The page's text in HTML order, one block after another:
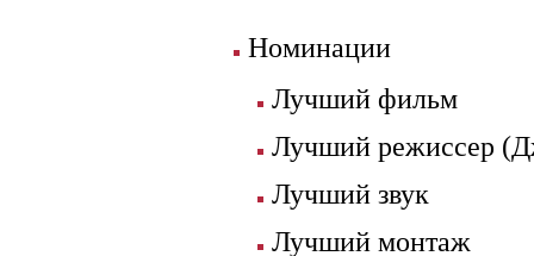
Номинации
Лучший фильм
Лучший режиссер
Лучший звук
Лучший монтаж